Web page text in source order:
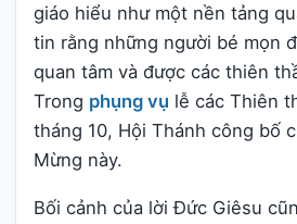
giáo hiểu như một nền tảng
tin rằng những người bé mọn
quan tâm và được các thiên
Trong phụng vụ lễ các Thiên
tháng 10, Hội Thánh công bố
Mừng này.
Bối cảnh của lời Đức Giêsu